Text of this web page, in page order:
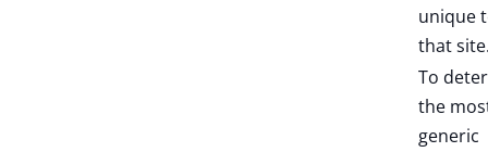
unique
that
To
the
generic